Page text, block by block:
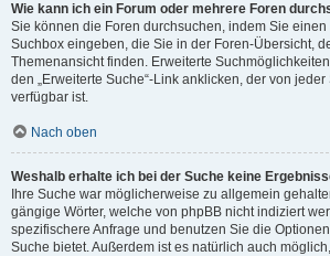
Wie kann ich ein Forum oder mehrere Foren
Sie können die Foren durchsuchen, indem Sie
Suchbox eingeben, die Sie in der Foren-Übersicht,
Themenansicht finden. Erweiterte
den „Erweiterte Suche“-Link anklicken, der von
verfügbar ist.
Nach oben
Weshalb erhalte ich bei der Suche keine
Ihre Suche war möglicherweise zu allgemein
gängige Wörter, welche von phpBB nicht indiziert
spezifischere Anfrage und benutzen Sie die
Suche bietet. Außerdem ist es natürlich auch